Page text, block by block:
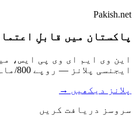
Pakish.net
پاکستان میں قابلِ
این وی ایم ای وی پی ایس،
ایجنسی پلانز — روپے 800/ماہ سے شروع۔
پلانز دیکھیں →
سروسز دریافت کریں